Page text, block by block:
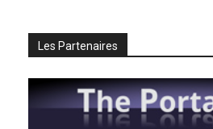
Les Partenaires